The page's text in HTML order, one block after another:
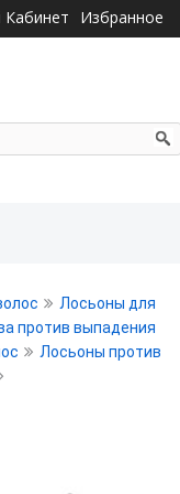
Избранное
Лосьоны для
против выпадения
Лосьоны против